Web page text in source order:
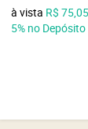
à vista R$ 75,05
5% no